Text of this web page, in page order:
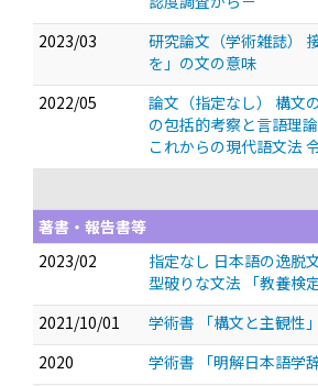
2023/03
研究論文（学術雑誌）
を」の文の意味
2022/05
論文（指定なし） 構文
の包括的考察と言語理
これからの現代語文法
著書・報告書等
2023/02
指定なし 日本語の逸脱
型破りな文法 「教養検
2021/10/01
学術書 「構文と主観性」
2020
学術書 「明解日本語学辞